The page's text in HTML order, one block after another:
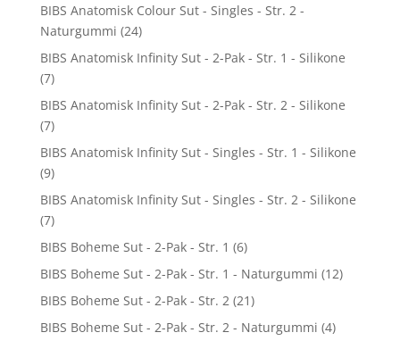
BIBS Anatomisk Colour Sut - Singles - Str. 2 -
Naturgummi (24)
BIBS Anatomisk Infinity Sut - 2-Pak - Str. 1 - Silikone
(7)
BIBS Anatomisk Infinity Sut - 2-Pak - Str. 2 - Silikone
(7)
BIBS Anatomisk Infinity Sut - Singles - Str. 1 - Silikone
(9)
BIBS Anatomisk Infinity Sut - Singles - Str. 2 - Silikone
(7)
BIBS Boheme Sut - 2-Pak - Str. 1 (6)
BIBS Boheme Sut - 2-Pak - Str. 1 - Naturgummi (12)
BIBS Boheme Sut - 2-Pak - Str. 2 (21)
BIBS Boheme Sut - 2-Pak - Str. 2 - Naturgummi (4)